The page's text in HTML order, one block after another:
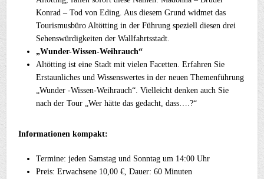
Konrad – Tod von Eding. Aus diesem Grund widmet das
Tourismusbüro Altötting in der Führung speziell diesen drei
Sehenswürdigkeiten der Wallfahrtsstadt.
„Wunder-Wissen-Weihrauch“
Altötting ist eine Stadt mit vielen Facetten. Erfahren Sie
Erstaunliches und Wissenswertes in der neuen Themenführung
„Wunder -Wissen-Weihrauch“. Vielleicht denken auch Sie
nach der Tour „Wer hätte das gedacht, dass….?“
Informationen kompakt:
Termine: jeden Samstag und Sonntag um 14:00 Uhr
Preis: Erwachsene 10,00 €, Dauer: 60 Minuten